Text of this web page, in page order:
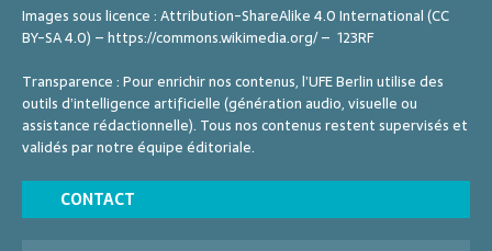
Images sous licence : Attribution-ShareAlike 4.0 International (CC
BY-SA 4.0) – https://commons.wikimedia.org/ – 123RF
Transparence : Pour enrichir nos contenus, l’UFE Berlin utilise des
outils d’intelligence artificielle (génération audio, visuelle ou
assistance rédactionnelle). Tous nos contenus restent supervisés et
validés par notre équipe éditoriale.
CONTACT